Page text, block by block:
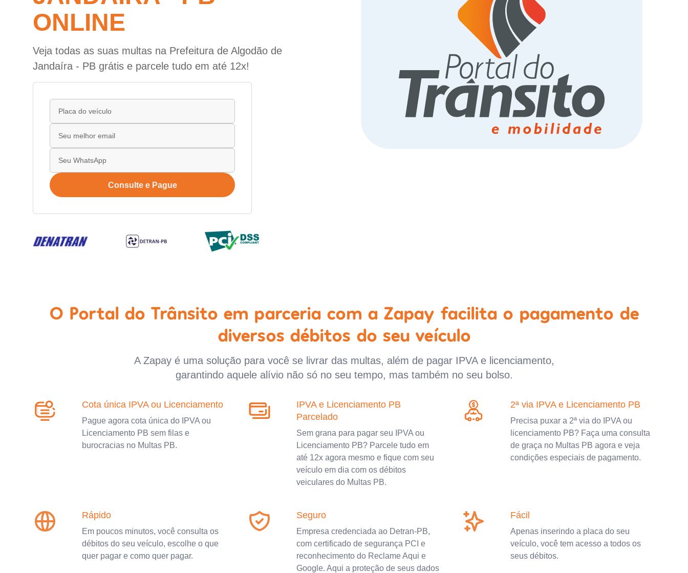
ONLINE
Veja todas as suas multas na Prefeitura de Algodão de
Jandaíra - PB grátis e parcele tudo em até 12x!
Consulte e Pague
O Portal do Trânsito em parceria com a Zapay facilita o pagamento de
diversos débitos do seu veículo
A Zapay é uma solução para você se livrar das multas, além de pagar IPVA e licenciamento,
garantindo aquele alívio não só no seu tempo, mas também no seu bolso.
Cota única IPVA ou Licenciamento
Pague agora cota única do IPVA ou
Licenciamento PB sem filas e
burocracias no Multas PB.
IPVA e Licenciamento PB
Parcelado
Sem grana para pagar seu IPVA ou
Licenciamento PB? Parcele tudo em
até 12x agora mesmo e fique com seu
veículo em dia com os débitos
veiculares do Multas PB.
2ª via IPVA e Licenciamento PB
Precisa puxar a 2ª via do IPVA ou
licenciamento PB? Faça uma consulta
de graça no Multas PB agora e veja
condições especiais de pagamento.
Rápido
Em poucos minutos, você consulta os
débitos do seu veículo, escolhe o que
quer pagar e como quer pagar.
Seguro
Empresa credenciada ao Detran-PB,
com certificado de segurança PCI e
reconhecimento do Reclame Aqui e
Google. Aqui a proteção de seus dados
Fácil
Apenas inserindo a placa do seu
veículo, você tem acesso a todos os
seus débitos.